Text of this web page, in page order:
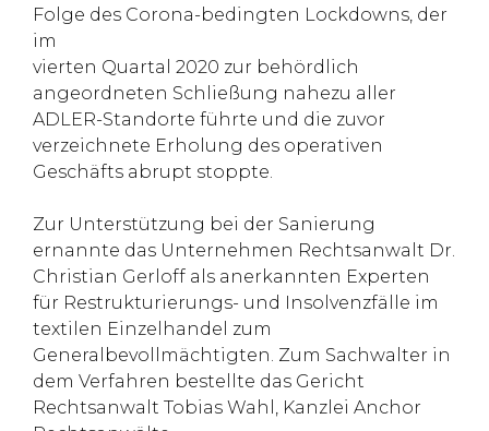
Folge des Corona-bedingten Lockdowns, der
im
vierten Quartal 2020 zur behördlich
angeordneten Schließung nahezu aller
ADLER-Standorte führte und die zuvor
verzeichnete Erholung des operativen
Geschäfts abrupt stoppte.
Zur Unterstützung bei der Sanierung
ernannte das Unternehmen Rechtsanwalt Dr.
Christian Gerloff als anerkannten Experten
für Restrukturierungs- und Insolvenzfälle im
textilen Einzelhandel zum
Generalbevollmächtigten. Zum Sachwalter in
dem Verfahren bestellte das Gericht
Rechtsanwalt Tobias Wahl, Kanzlei Anchor